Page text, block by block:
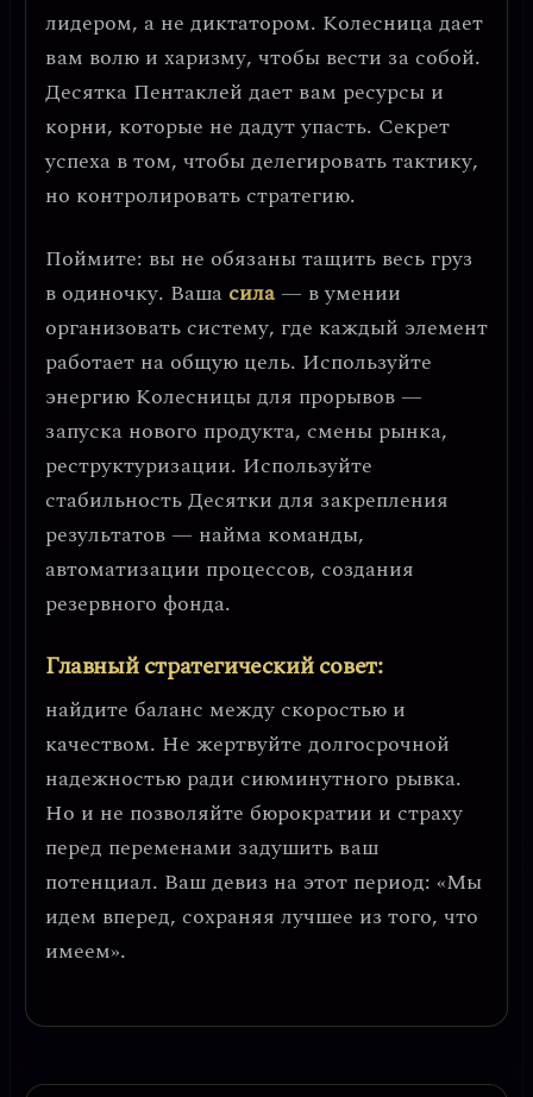
лидером, а не диктатором. Колесница дает
вам волю и харизму, чтобы вести за собой.
Десятка Пентаклей дает вам ресурсы и
корни, которые не дадут упасть. Секрет
успеха в том, чтобыделегировать тактику,
но контролировать стратегию.
Поймите: вы не обязаны тащить весь груз
в одиночку. Ваша сила— в умении
организовать систему, где каждый элемент
работает на общую цель. Используйте
энергию Колесницы для прорывов —
запуска нового продукта, смены рынка,
реструктуризации. Используйте
стабильность Десятки для закрепления
результатов — найма команды,
автоматизации процессов, создания
резервного фонда.
Главный стратегический совет:
найдите баланс между скоростью и
качеством. Не жертвуйте долгосрочной
надежностью ради сиюминутного рывка.
Но и не позволяйте бюрократии и страху
перед переменами задушить ваш
потенциал. Ваш девиз на этот период: «Мы
идем вперед, сохраняя лучшее из того, что
имеем».